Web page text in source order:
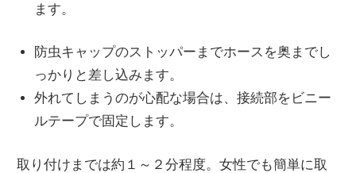
ます。
防虫キャップのストッパーまでホースを奥までし
っかりと差し込みます。
外れてしまうのが心配な場合は、接続部をビニー
ルテープで固定します。
取り付けまでは約１～２分程度。女性でも簡単に取